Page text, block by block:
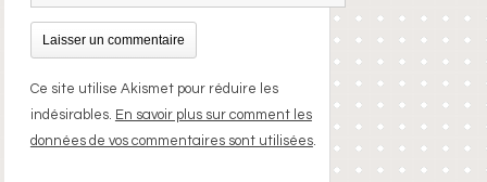
Ce site utilise Akismet pour réduire les
indésirables. En savoir plus sur comment les
données de vos commentaires sont utilisées.